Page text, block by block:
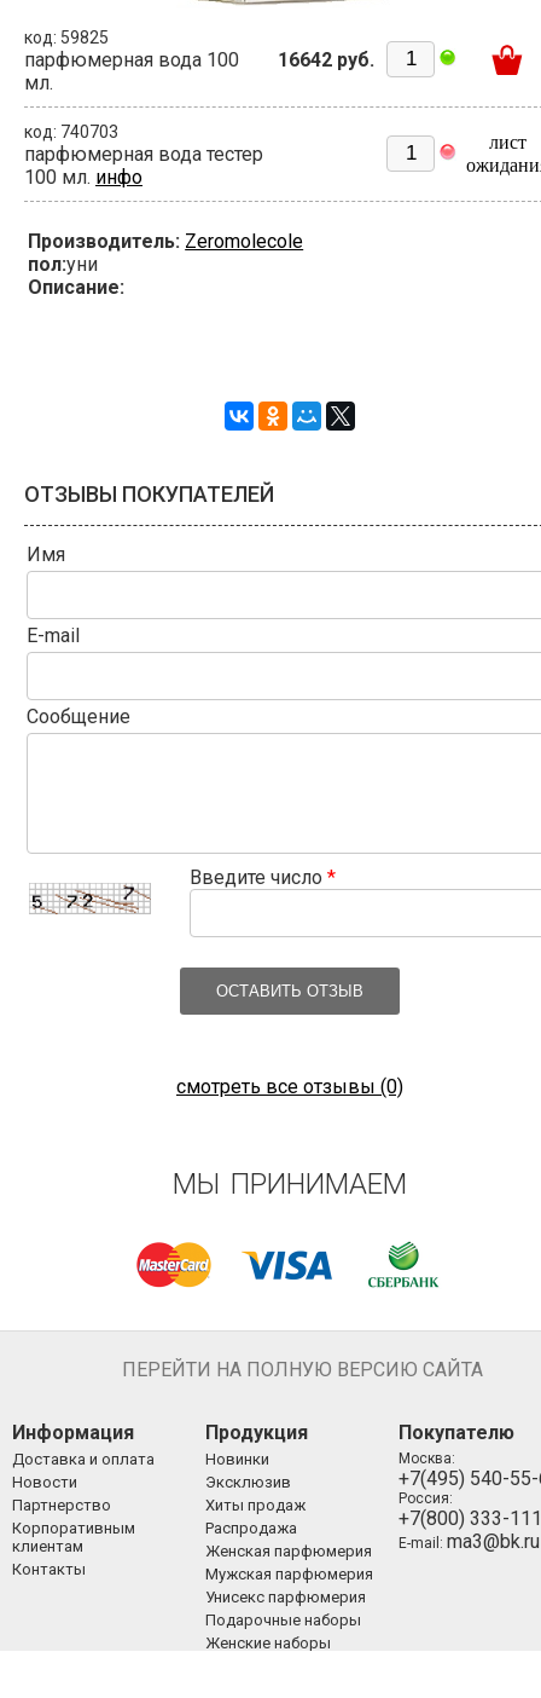
код: 59825
парфюмерная вода 100
мл.
16642 руб.
код: 740703
парфюмерная вода тестер
100 мл. инфо
лист
Производитель: Zeromolecole
пол:уни
Описание:
ОТЗЫВЫ ПОКУПАТЕЛЕЙ
Имя
E-mail
Сообщение
Введите число *
ОСТАВИТЬ ОТЗЫВ
смотреть все отзывы (0)
МЫ ПРИНИМАЕМ
ПЕРЕЙТИ НА ПОЛНУЮ ВЕРСИЮ САЙТА
Информация
Доставка и оплата
Новости
Партнерство
Корпоративным
клиентам
Контакты
Продукция
Новинки
Эксклюзив
Хиты продаж
Распродажа
Женская парфюмерия
Мужская парфюмерия
Унисекс парфюмерия
Подарочные наборы
Женские наборы
Покупателю
Москва:
+7(495) 540-
Россия:
+7(800) 333-
E-mail: ma3@bk.ru